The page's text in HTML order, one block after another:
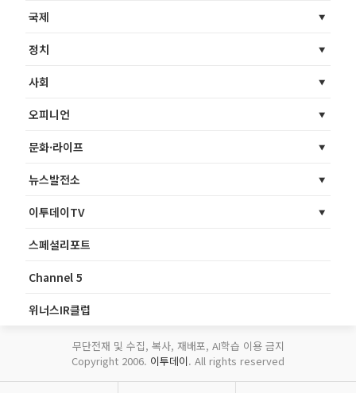
국제
정치
사회
오피니언
문화·라이프
뉴스발전소
이투데이TV
스페셜리포트
Channel 5
위너스IR클럽
무단전재 및 수집, 복사, 재배포, AI학습 이용 금지
Copyright 2006. 이투데이. All rights reserved